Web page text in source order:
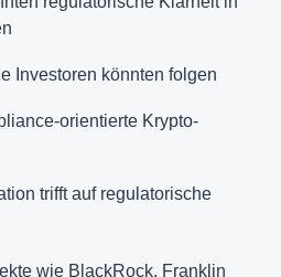
Investoren könnten folgen
orientierte Krypto-
trifft auf regulatorische
wie BlackRock, Franklin